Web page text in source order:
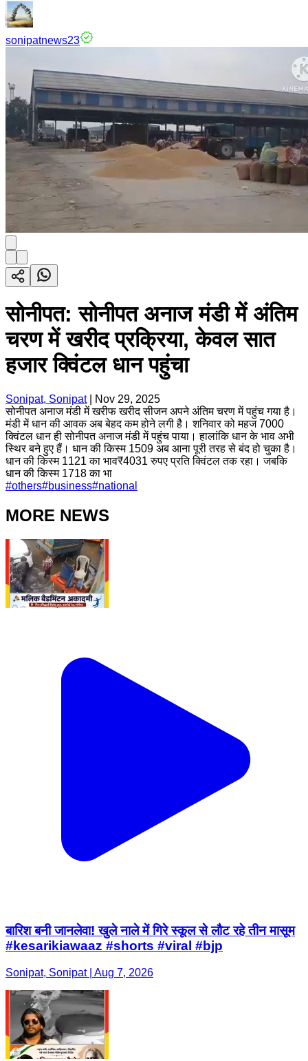
sonipatnews23
सोनीपत: सोनीपत अनाज मंडी में अंतिम
चरण में खरीद प्रक्रिया, केवल सात
हजार क्विंटल धान पहुंचा
Sonipat, Sonipat|
Nov 29, 2025
सोनीपत अनाज मंडी में खरीफ खरीद सीजन अपने अंतिम चरण में पहुंच गया है।
मंडी में धान की आवक अब बेहद कम होने लगी है। शनिवार को महज 7000
क्विंटल धान ही सोनीपत अनाज मंडी में पहुंच पाया। हालांकि धान के भाव अभी
स्थिर बने हुए हैं। धान की किस्म 1509 अब आना पूरी तरह से बंद हो चुका है।
धान की किस्म 1121 का भाव₹4031 रुपए प्रति क्विंटल तक रहा। जबकि
धान की किस्म 1718 का भा
#others#business#national
MORE NEWS
बारिश बनी जानलेवा! खुले नाले में गिरे स्कूल से लौट रहे तीन मासूम
#kesarikiawaaz #shorts #viral #bjp
Sonipat, Sonipat | Aug 7, 2026